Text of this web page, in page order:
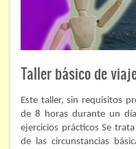
Radiestesia
Runas
Tarot
Viaje astral
EVENTOS
Taller básico de
Este taller, sin requisitos
de 8 horas durante un
ejercicios prácticos Se
de las circunstancias